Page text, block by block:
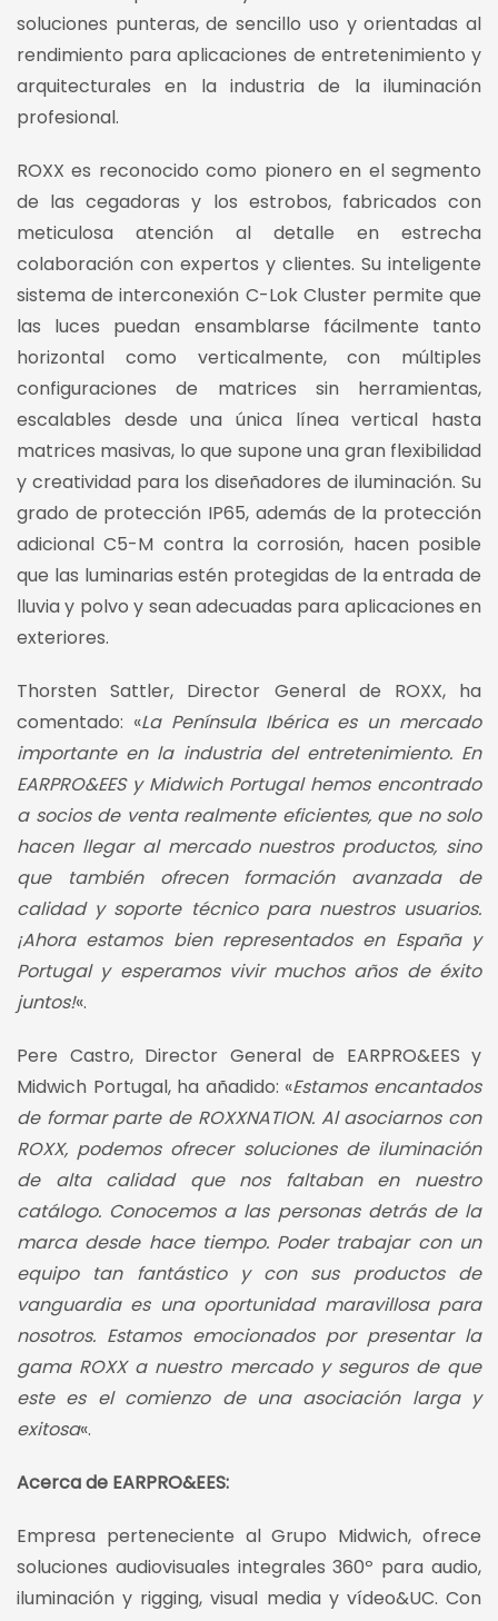
soluciones punteras, de sencillo uso y orientadas al
rendimiento para aplicaciones de entretenimiento y
arquitecturales en la industria de la iluminación
profesional.
ROXX es reconocido como pionero en el segmento
de las cegadoras y los estrobos, fabricados con
meticulosa atención al detalle en estrecha
colaboración con expertos y clientes. Su inteligente
sistema de interconexión C-Lok Cluster permite que
las luces puedan ensamblarse fácilmente tanto
horizontal como verticalmente, con múltiples
configuraciones de matrices sin herramientas,
escalables desde una única línea vertical hasta
matrices masivas, lo que supone una gran flexibilidad
y creatividad para los diseñadores de iluminación. Su
grado de protección IP65, además de la protección
adicional C5-M contra la corrosión, hacen posible
que las luminarias estén protegidas de la entrada de
lluvia y polvo y sean adecuadas para aplicaciones en
exteriores.
Thorsten Sattler, Director General de ROXX, ha
comentado: «La Península Ibérica es un mercado
importante en la industria del entretenimiento. En
EARPRO&EES y Midwich Portugal hemos encontrado
a socios de venta realmente eficientes, que no solo
hacen llegar al mercado nuestros productos, sino
que también ofrecen formación avanzada de
calidad y soporte técnico para nuestros usuarios.
¡Ahora estamos bien representados en España y
Portugal y esperamos vivir muchos años de éxito
juntos!«.
Pere Castro, Director General de EARPRO&EES y
Midwich Portugal, ha añadido: «Estamos encantados
de formar parte de ROXXNATION. Al asociarnos con
ROXX, podemos ofrecer soluciones de iluminación
de alta calidad que nos faltaban en nuestro
catálogo. Conocemos a las personas detrás de la
marca desde hace tiempo. Poder trabajar con un
equipo tan fantástico y con sus productos de
vanguardia es una oportunidad maravillosa para
nosotros. Estamos emocionados por presentar la
gama ROXX a nuestro mercado y seguros de que
este es el comienzo de una asociación larga y
exitosa«.
Acerca de EARPRO&EES:
Empresa perteneciente al Grupo Midwich, ofrece
soluciones audiovisuales integrales 360º para audio,
iluminación y rigging, visual media y vídeo&UC. Con